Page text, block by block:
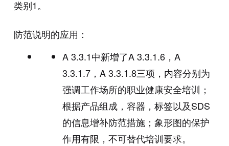
类别1。
防范说明的应用：
A 3.3.1中新增了A 3.3.1.6，A
3.3.1.7，A 3.3.1.8三项，内容分别为
强调工作场所的职业健康安全培训；
根据产品组成，容器，标签以及SDS
的信息增补防范措施；象形图的保护
作用有限，不可替代培训要求。